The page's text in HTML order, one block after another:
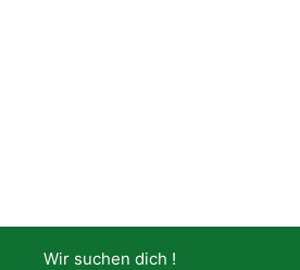
Wir suchen dich !